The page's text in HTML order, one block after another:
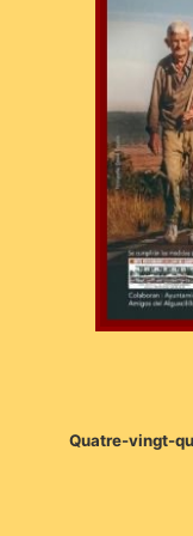
Quatre-vingt-